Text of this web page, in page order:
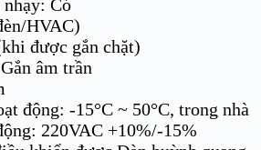
Có
HVAC)
được gắn chặt)
âm trần
động: -15°C ~ 50°C, trong nhà
220VAC +10%/-15%